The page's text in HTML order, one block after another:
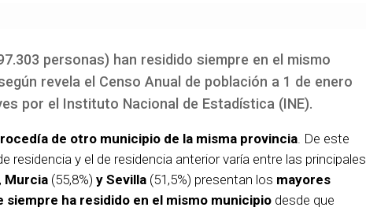
personas) han residido siempre en el mismo
revela el Censo Anual de población a 1 de enero
por el Instituto Nacional de Estadística (INE).
de otro municipio de la misma provincia. De este
residencia y el de residencia anterior varía entre las principales
Murcia (55,8%) y Sevilla (51,5%) presentan los mayores
ha residido en el mismo municipio desde que